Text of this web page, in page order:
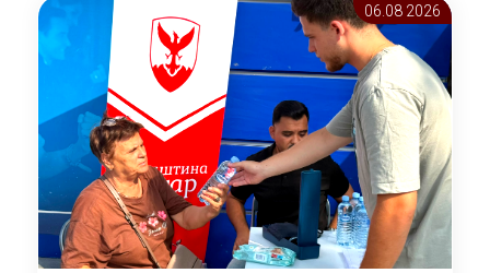
06.08 2026